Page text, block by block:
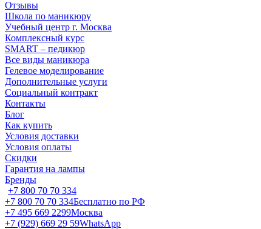
Отзывы
Школа по маникюру
Учебный центр г. Москва
Комплексный курс
SMART – педикюр
Все виды маникюра
Гелевое моделирование
Дополнительные услуги
Социальный контракт
Контакты
Блог
Как купить
Условия доставки
Условия оплаты
Скидки
Гарантия на лампы
Бренды
+7 800 70 70 334
+7 800 70 70 334Бесплатно по РФ
+7 495 669 2299Москва
+7 (929) 669 29 59WhatsApp